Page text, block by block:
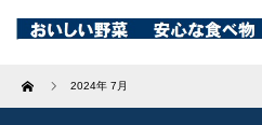
Home 2024年 7月